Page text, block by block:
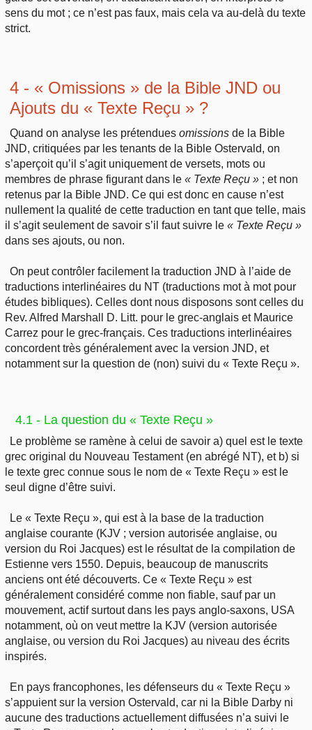
sens du mot ; ce n’est pas faux, mais cela va au-delà du texte
strict.
4 - « Omissions » de la Bible JND ou
Ajouts du « Texte Reçu » ?
Quand on analyse les prétenduesomissions de la Bible
JND, critiquées par les tenants de la Bible Ostervald, on
s’aperçoit qu’il s’agit uniquement de versets, mots ou
membres de phrase figurant dans le « Texte Reçu » ; et non
retenus par la Bible JND. Ce qui est donc en cause n’est
nullement la qualité de cette traduction en tant que telle, mais
il s’agit seulement de savoir s’il faut suivre le « Texte Reçu »
dans ses ajouts, ou non.
On peut contrôler facilement la traduction JND à l’aide de
traductions interlinéaires du NT (traductions mot à mot pour
études bibliques). Celles dont nous disposons sont celles du
Rev. Alfred Marshall D. Litt. pour le grec-anglais et Maurice
Carrez pour le grec-français. Ces traductions interlinéaires
concordent très généralement avec la version JND, et
notamment sur la question de (non) suivi du « Texte Reçu ».
4.1 - La question du « Texte Reçu »
Le problème se ramène à celui de savoir a) quel est le texte
grec original du Nouveau Testament (en abrégé NT), et b) si
le texte grec connue sous le nom de « Texte Reçu » est le
seul digne d’être suivi.
Le « Texte Reçu », qui est à la base de la traduction
anglaise courante (KJV ; version autorisée anglaise, ou
version du Roi Jacques) est le résultat de la compilation de
Estienne vers 1550. Depuis, beaucoup de manuscrits
anciens ont été découverts. Ce « Texte Reçu » est
généralement considéré comme non fiable, sauf par un
mouvement, actif surtout dans les pays anglo-saxons, USA
notamment, où on veut mettre la KJV (version autorisée
anglaise, ou version du Roi Jacques) au niveau des écrits
inspirés.
En pays francophones, les défenseurs du « Texte Reçu »
s’appuient sur la version Ostervald, car ni la Bible Darby ni
aucune des traductions actuellement diffusées n’a suivi le